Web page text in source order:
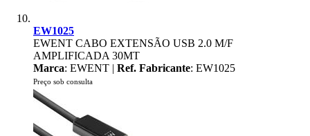
EW1025
EWENT CABO EXTENSÃO USB 2.0 M/F
AMPLIFICADA 30MT
Marca: EWENT | Ref. Fabricante: EW1025
Preço sob consulta